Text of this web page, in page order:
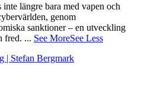
längre bara med vapen och
genom
sanktioner – en utveckling
fred. ... See MoreSee Less
| Stefan Bergmark